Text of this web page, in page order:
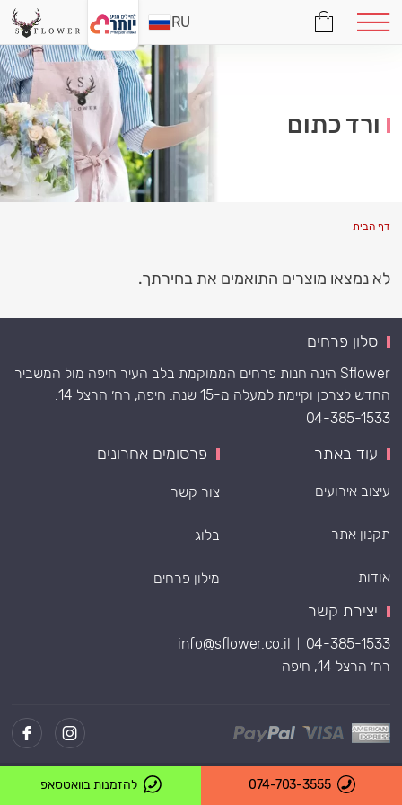
ורד כתום
דף הבית
לא נמצאו מוצרים התואמים את בחירתך.
סלון פרחים
Sflower הינה חנות פרחים הממוקמת בלב העיר חיפה מול המשביר
החדש לצרכן וקיימת למעלה מ-15 שנה. חיפה, רח׳ הרצל 14.
04-385-1533
עוד באתר
עיצוב אירועים
תקנון אתר
אודות
פרסומים אחרונים
צור קשר
בלוג
מילון פרחים
יצירת קשר
04-385-1533
info@sflower.co.il
רח׳ הרצל 14, חיפה
RU
Powered by
074-703-3555 להזמנות בוואטסאפ